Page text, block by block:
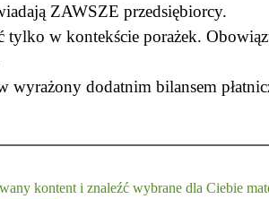
ZAWSZE przedsiębiorcy.
w kontekście porażek.
wyrażony dodatnim bilansem
kontent i znaleźć wybrane dla Ciebie